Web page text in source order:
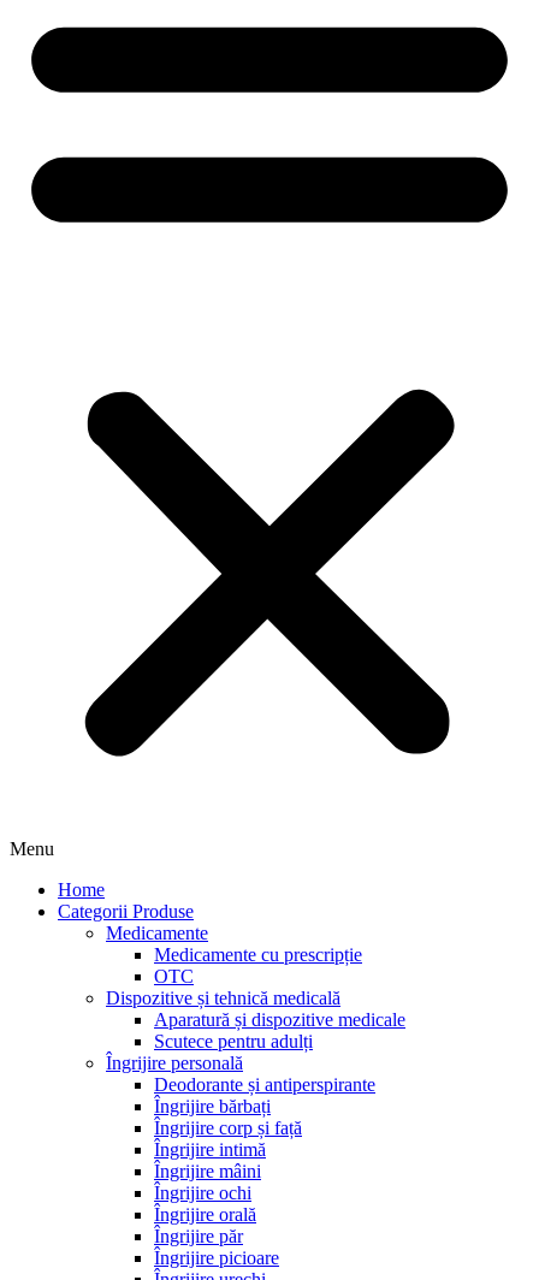
Menu
Home
Categorii Produse
Medicamente
Medicamente cu prescripție
OTC
Dispozitive și tehnică medicală
Aparatură și dispozitive medicale
Scutece pentru adulți
Îngrijire personală
Deodorante și antiperspirante
Îngrijire bărbați
Îngrijire corp și față
Îngrijire intimă
Îngrijire mâini
Îngrijire ochi
Îngrijire orală
Îngrijire păr
Îngrijire picioare